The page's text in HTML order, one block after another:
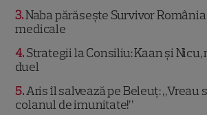
3 Naba părăsește Survivor
medicale
4 Strategii la Consiliu: Kaan și
duel
5 Aris îl salvează pe Beleuț: „Vreau
colanul de imunitate!”